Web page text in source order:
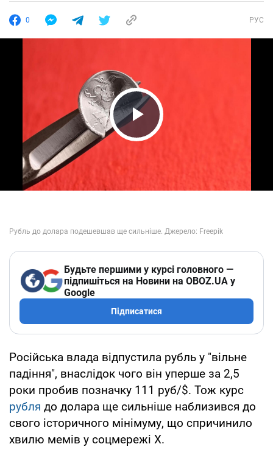
0 РУС
Play Video
Будьте першими у курсі головного —
підпишіться на Новини на OBOZ.UA у
Google
Підписатися
Російська влада відпустила рубль у "вільне
падіння", внаслідок чого він уперше за 2,5
роки пробив позначку 111 руб/$. Тож курс
рубля до долара ще сильніше наблизився до
свого історичного мінімуму, що спричинило
хвилю мемів у соцмережі Х.